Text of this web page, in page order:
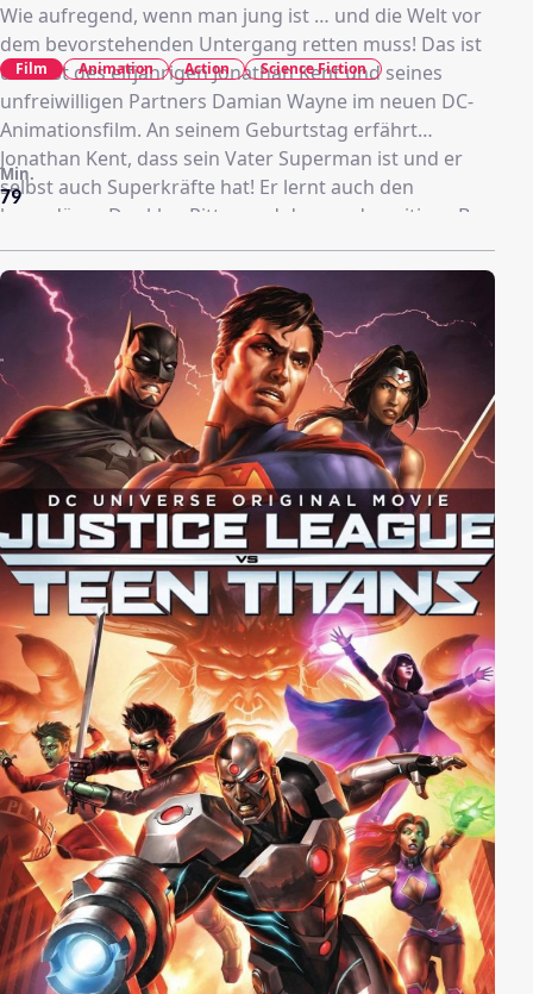
Wie aufregend, wenn man jung ist … und die Welt vor
dem bevorstehenden Untergang retten muss! Das ist
die Last des elfjährigen Jonathan Kent und seines
unfreiwilligen Partners Damian Wayne im neuen DC-
Animationsfilm. An seinem Geburtstag erfährt
Jonathan Kent, dass sein Vater Superman ist und er
selbst auch Superkräfte hat! Er lernt auch den
legendären Dunklen Ritter und dessen derzeitiges Boy
Wonder Damian kennen. Doch dann müssen sich
beide Jungs unfreiwillig zusammenschließen, um ihre
Familie vor bösen Aliens zu beschützen … Werden sie
die Super Sons und folgen ihrem Schicksal?
79
Min.
Film Animation Action Science Fiction